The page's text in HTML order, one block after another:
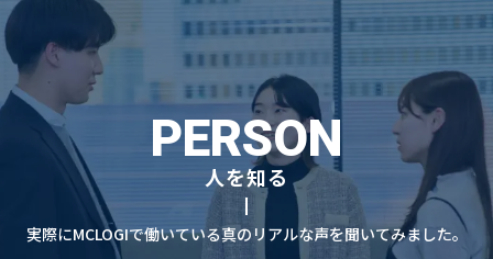
PERSON
人を知る
実際にMCLOGIで働いている真のリアルな声を聞いてみました。